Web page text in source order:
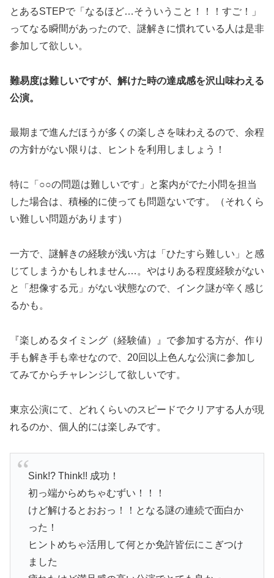
とあるSTEPで「なるほど…そういうこと！！！すご！」
ってなる瞬間があったので、謎解きに慣れている人は是非
参加して欲しい。
難易度は難しいですが、解けた時の達成感を沢山味わえる
公演。
最期まで進んだほうが多くの楽しさを味わえるので、余程
の方針がない限りは、ヒントを利用しましょう！
特に「○○の問題は難しいです」と案内がでた小問を担当
した場合は、積極的に使っても問題ないです。（それくら
い難しい問題があります）
一方で、謎解きの経験が浅い方は「ひたすら難しい」と感
じてしまうかもしれません…。やはりある程度経験がない
と「想像する元」がない状態なので、インク謎が辛く感じ
るかも。
『楽しめるタイミング（経験値）』で参加する方が、作り
手も解き手も幸せなので、20回以上色んな公演に参加し
てみてからチャレンジして欲しいです。
東京公演にて、どれくらいのスピードでクリアする人が現
れるのか、個人的には楽しみです。
Sink!? Think!! 成功！
初っ端からめちゃむずい！！！
けど解けるとおおっ！！となる謎の連続で面白か
った！
ヒントめちゃ活用して何とか免許皆伝にこぎつけ
ました